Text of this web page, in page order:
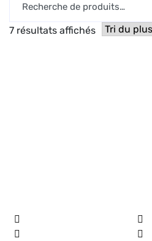
7 résultats affichés